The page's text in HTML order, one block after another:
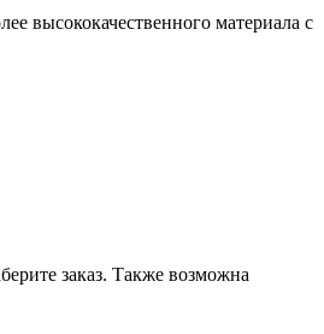
высококачественного материала с
заказ. Также возможна